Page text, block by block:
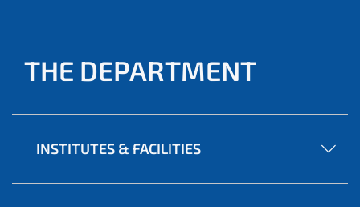
THE DEPARTMENT
INSTITUTES & FACILITIES